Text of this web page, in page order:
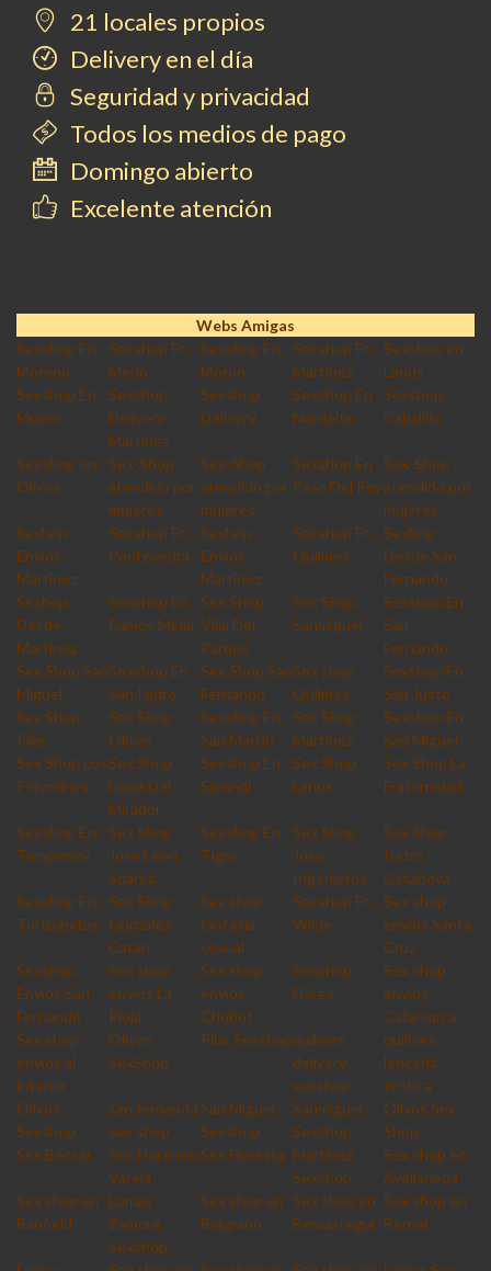
21 locales propios
Delivery en el día
Seguridad y privacidad
Todos los medios de pago
Domingo abierto
Excelente atención
Webs Amigas
Sexshop En
Moreno
Sexshop En
Merlo
Sexshop En
Moron
Sexshop En
Martinez
Sexshop en
Lanus
Sexshop En
Munro
Sexshop
Delivery
Martinez
Sexshop
Delivery
Sexshop En
Nordelta
Sexshop
Caballito
Sexshop en
Olivos
Sex-Shop
atendido por
mujeres
Sex-Shop
atendido por
mujeres
Sexshop En
Paso Del Rey
Sex-Shop
atendido por
mujeres
Sexhop
Envios
Martinez
Sexshop En
Pontevedra
Sexhop
Envios
Martinez
Sexshop En
Quilmes
Sexhop
Desde San
Fernando
Sexhop
Desde
Martinez
Sexshop En
Ramos Mejia
Sex Shop
Villa Del
Parque
Sex Shop
Sanmiguel
Sexshop En
San
Fernando
Sex Shop San
Miguel
Sexshop En
San Isidro
Sex Shop San
Fernando
Sex shop
Quilmes
Sexshop En
San Justo
Sex Shop
Pilar
Sex Shop
Olivos
Sexshop En
San Martin
Sex Shop
Martinez
Sexshop En
San Miguel
Sex Shop Los
Polvorines
Sex Shop
Loma Del
Mirador
Sexshop En
Sarandi
Sex Shop
Lanus
Sex Shop La
Fraternidad
Sexshop En
Temperley
Sex Shop
Jose Leon
Suarez
Sexshop En
Tigre
Sex Shop
Jose
Ingenieros
Sex Shop
Isidro
Casanova
Sexshop En
Tortuguitas
Sex Shop
Gonzalez
Catan
Sex shop
fantasia
sexual
Sexshop En
Wilde
Sex shop
envios Santa
Cruz
Sexshop
Envios San
Fernando
Sex shop
envios La
Rioja
Sex shop
envios
Chubut
Sexshop
Flores
Sex shop
envios
Catamarca
Sex shop
envios al
interior
Olivos
SexShop
Pilar Sexshopquilmes
delivery
sexshop
quilmes
lencería
erótica
Olivos
Sexshop
san fernando
sex shop
San Miguel
Sexshop
Sanmiguel
Sexshop
Olivos Sex
Shop
Sex Beccar
Sex Florencio
Varela
Sex Floresta Martinez
Sexshop
Sex shop en
Avellaneda
Sex shop en
Banfield
Lomas
Zamora
Sexshop
Sex shop en
Belgrano
Sex shop en
Berazategui
Sex shop en
Bernal